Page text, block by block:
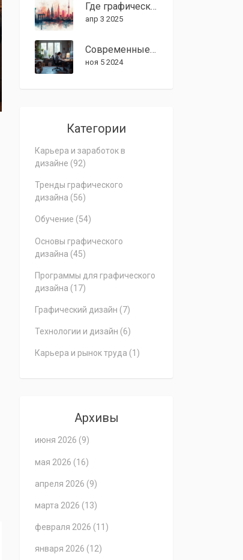
Где графическим дизайнерам платят больше всего?
апр 3 2025
Современные тренды в графическом дизайне 2024: что нового?
ноя 5 2024
Категории
Карьера и заработок в
дизайне (92)
Тренды графического
дизайна (56)
Обучение (54)
Основы графического
дизайна (45)
Программы для графического
дизайна (17)
Графический дизайн (7)
Технологии и дизайн (6)
Карьера и рынок труда (1)
Архивы
июня 2026 (9)
мая 2026 (16)
апреля 2026 (9)
марта 2026 (13)
февраля 2026 (11)
января 2026 (12)